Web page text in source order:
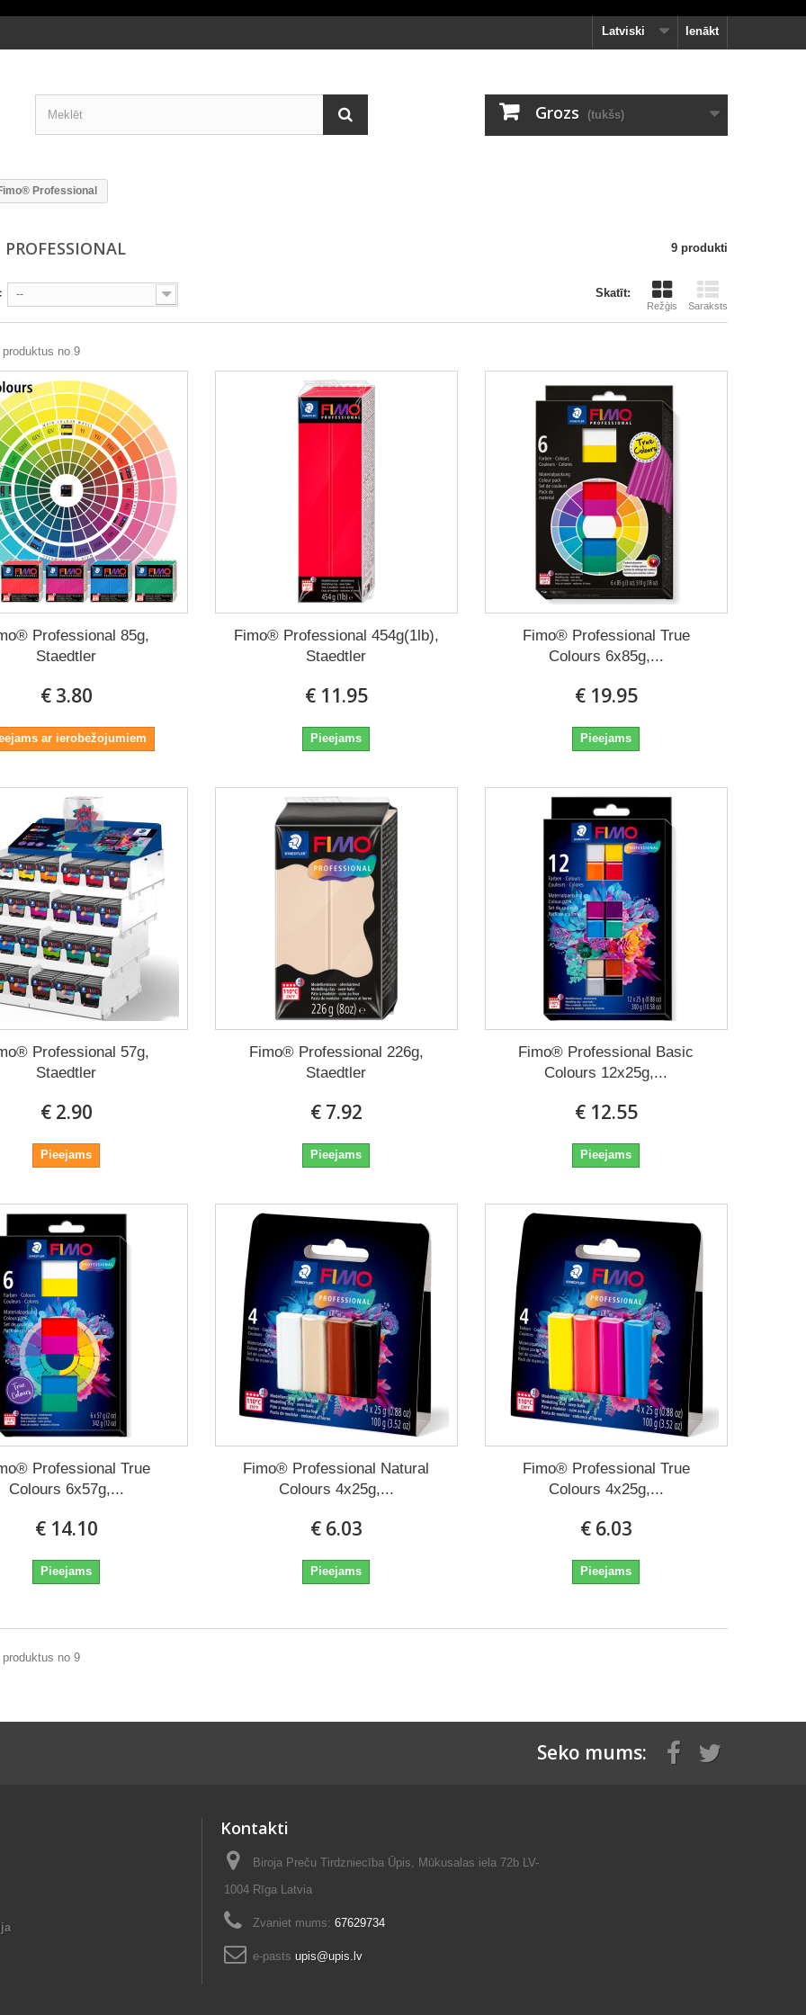
Ienākt
Latviski
Grozs (tukšs)
Professional
9 produkti
Skatīt:
Režģis Saraksts
--
no 9
Professional 85g,
Staedtler
€ 3.80
ar ierobežojumiem
Fimo® Professional 454g(1lb),
Staedtler
€ 11.95
Pieejams
Fimo® Professional True
Colours 6x85g,...
€ 19.95
Pieejams
Professional 57g,
Staedtler
€ 2.90
Pieejams
Fimo® Professional 226g,
Staedtler
€ 7.92
Pieejams
Fimo® Professional Basic
Colours 12x25g,...
€ 12.55
Pieejams
Professional True
Colours 6x57g,...
€ 14.10
Pieejams
Fimo® Professional Natural
Colours 4x25g,...
€ 6.03
Pieejams
Fimo® Professional True
Colours 4x25g,...
€ 6.03
Pieejams
no 9
Seko mums:
Kontakti
Biroja Preču Tirdzniecība Ūpis, Mūkusalas iela 72b LV-
1004 Rīga Latvia
Zvaniet mums: 67629734
e-pasts upis@upis.lv